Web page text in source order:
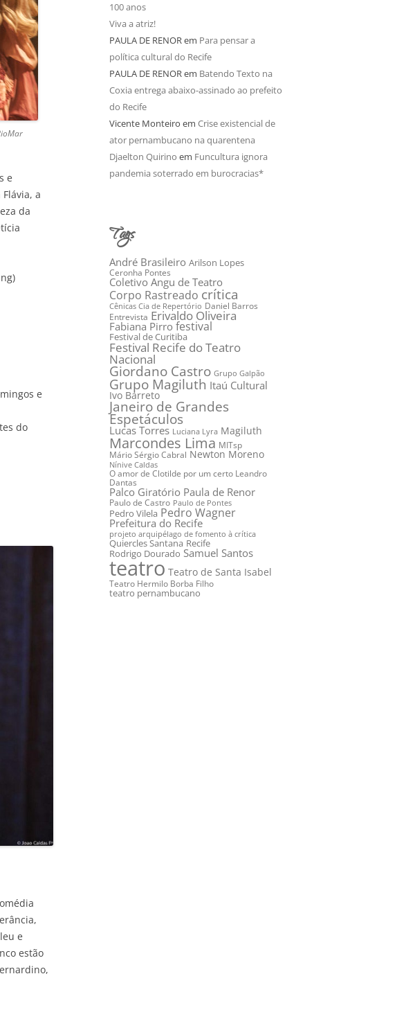
e
a
da
e
do
e
estão
100 anos
Viva a atriz!
PAULA DE RENORem Para pensar a
política cultural do Recife
PAULA DE RENORem Batendo Texto na
Coxia entrega abaixo-assinado ao prefeito
do Recife
Vicente Monteiro em Crise existencial de
ator pernambucano na quarentena
Djaelton Quirino em Funcultura ignora
pandemia soterrado em burocracias*
Tags
André Brasileiro Arilson Lopes
Ceronha Pontes
Coletivo Angu de Teatro
Corpo Rastreado crítica
Cênicas Cia de Repertório Daniel Barros
Entrevista Erivaldo Oliveira
Fabiana Pirro festival
Festival de Curitiba
Festival Recife do Teatro
Nacional
Giordano Castro Grupo Galpão
Grupo Magiluth Itaú Cultural
Ivo Barreto
Janeiro de Grandes
Espetáculos
Lucas Torres Luciana Lyra Magiluth
Marcondes Lima MITsp
Mário Sérgio Cabral Newton Moreno
Nínive Caldas
O amor de Clotilde por um certo Leandro
Dantas
Palco Giratório Paula de Renor
Paulo de Castro Paulo de Pontes
Pedro Vilela Pedro Wagner
Prefeitura do Recife
projeto arquipélago de fomento à crítica
Quiercles Santana Recife
Rodrigo Dourado Samuel Santos
teatro Teatro de Santa Isabel
Teatro Hermilo Borba Filho
teatro pernambucano